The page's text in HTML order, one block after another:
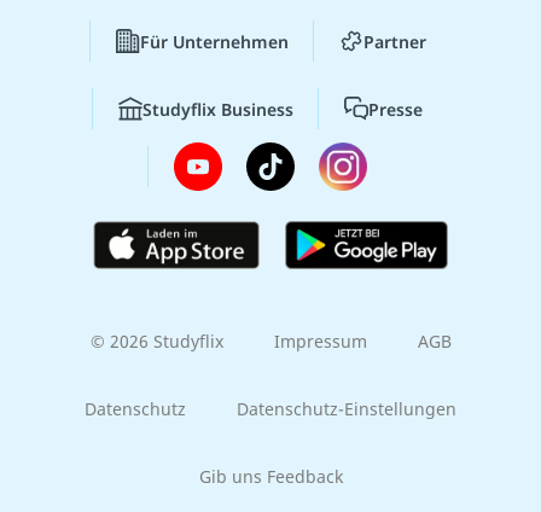
Für Unternehmen Partner
Studyflix Business Presse
© 2026 Studyflix Impressum AGB
Datenschutz Datenschutz-Einstellungen
Gib uns Feedback